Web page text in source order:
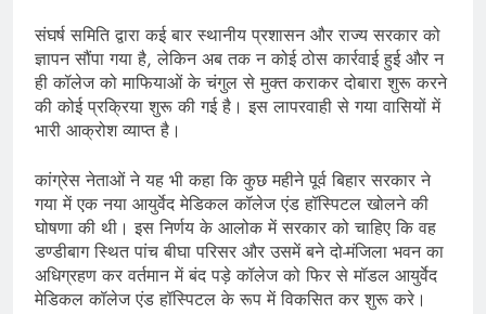
संघर्ष समिति द्वारा कई बार स्थानीय प्रशासन और राज्य सरकार को
ज्ञापन सौंपा गया है, लेकिन अब तक न कोई ठोस कार्रवाई हुई और न
ही कॉलेज को माफियाओं के चंगुल से मुक्त कराकर दोबारा शुरू करने
की कोई प्रक्रिया शुरू की गई है। इस लापरवाही से गया वासियों में
भारी आक्रोश व्याप्त है।
कांग्रेस नेताओं ने यह भी कहा कि कुछ महीने पूर्व बिहार सरकार ने
गया में एक नया आयुर्वेद मेडिकल कॉलेज एंड हॉस्पिटल खोलने की
घोषणा की थी। इस निर्णय के आलोक में सरकार को चाहिए कि वह
डण्डीबाग स्थित पांच बीघा परिसर और उसमें बने दो-मंजिला भवन का
अधिग्रहण कर वर्तमान में बंद पड़े कॉलेज को फिर से मॉडल आयुर्वेद
मेडिकल कॉलेज एंड हॉस्पिटल के रूप में विकसित कर शुरू करे।